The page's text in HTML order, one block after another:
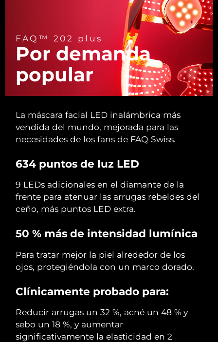
FAQ™ 202 plus
Por demanda
popular
La máscara facial LED inalámbrica más
vendida del mundo, mejorada para las
necesidades de los fans de FAQ Swiss.
634 puntos de luz LED
9 LEDs adicionales en el diamante de la
frente para atenuar las arrugas rebeldes del
ceño, más puntos LED extra.
50 % más de intensidad lumínica
Para tratar mejor la piel alrededor de los
ojos, protegiéndola con un marco dorado.
Clínicamente probado para:
Reducir arrugas un 32 %, acné un 48 % y
sebo un 18 %, y aumentar
significativamente la elasticidad en 2
Entrega prevista8/14/26
Entrega prevista8/15/26